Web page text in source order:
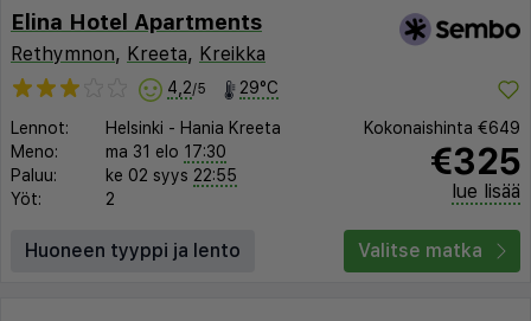
Elina Hotel Apartments
Rethymnon, Kreeta, Kreikka
4,2/5 29°C
Lennot: Helsinki - Hania Kreeta
Meno:
ma 31 elo 17:30
Paluu:
ke 02 syys 22:55
Yöt:
2
Kokonaishinta €649
€325
lue lisää
Huoneen tyyppi ja lento Valitse matka